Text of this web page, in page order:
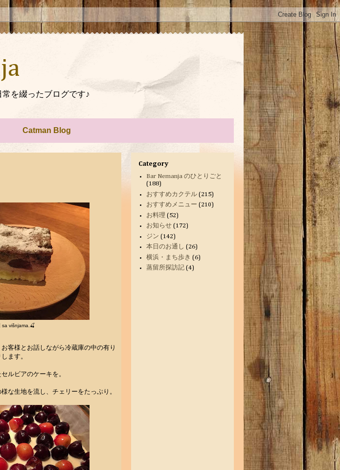
を綴ったブログです♪
Catman Blog
sa višnjama.🍒
客様とお話しながら冷蔵庫の中の有り
ます。
ルビアのケーキを。
な生地を流し、チェリーをたっぷり。
Category
Bar Nemanja のひとりごと
(188)
おすすめカクテル (215)
おすすめメニュー (210)
お料理 (52)
お知らせ (172)
ジン (142)
本日のお通し (26)
横浜・まち歩き (6)
蒸留所探訪記 (4)